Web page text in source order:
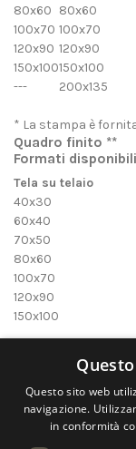
80x60 80x60
100x70 100x70
120x90 120x90
150x100150x100
---
200x135
* La stampa è
Quadro finito **
Formati disponibili
Tela su telaio
40x30
60x40
70x50
80x60
100x70
120x90
150x100
Questo sito web
navigazione.
in conformità